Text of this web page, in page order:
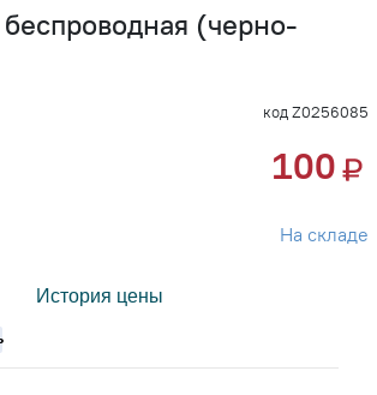
беспроводная (черно-
код Z0256085
100
На складе
История цены